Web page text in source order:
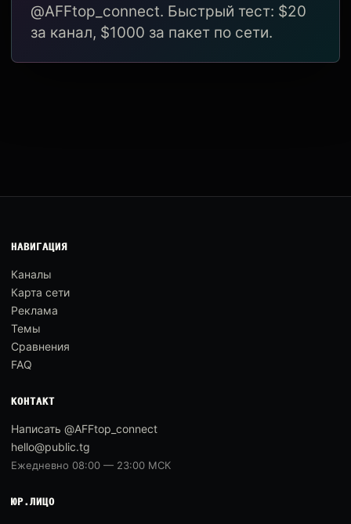
@AFFtop_connect. Быстрый тест: $20
за канал, $1000 за пакет по сети.
НАВИГАЦИЯ
Каналы
Карта сети
Реклама
Темы
Сравнения
FAQ
КОНТАКТ
Написать @AFFtop_connect
hello@public.tg
Ежедневно 08:00 — 23:00 МСК
ЮР.ЛИЦО